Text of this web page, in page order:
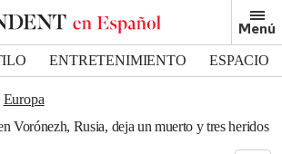
Menú
ENTRETENIMIENTO
ESPACIO
Europa
Vorónezh, Rusia, deja un muerto y tres heridos